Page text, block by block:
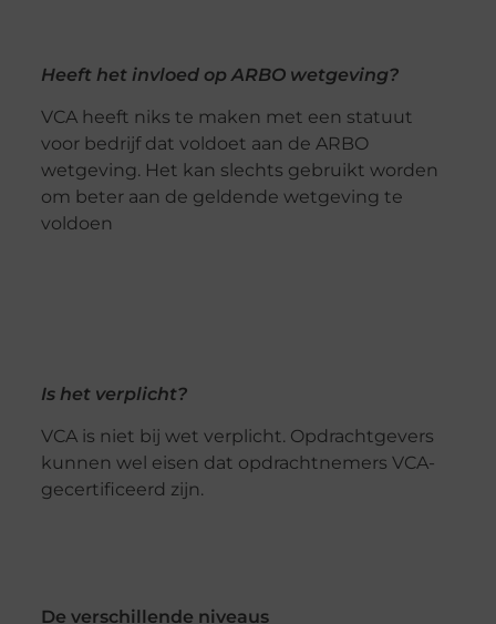
Heeft het invloed op ARBO wetgeving?
VCA heeft niks te maken met een statuut
voor bedrijf dat voldoet aan de ARBO
wetgeving. Het kan slechts gebruikt worden
om beter aan de geldende wetgeving te
voldoen
Is het verplicht?
VCA is niet bij wet verplicht. Opdrachtgevers
kunnen wel eisen dat opdrachtnemers VCA-
gecertificeerd zijn.
De verschillende niveaus